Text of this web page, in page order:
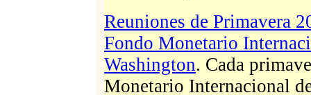
Reuniones de Primavera
Fondo Monetario
Washington. Cada
Monetario Internacional